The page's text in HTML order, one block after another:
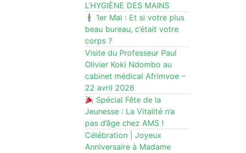
L’HYGIÈNE DES MAINS
1er Mai : Et si votre plus
beau bureau, c’était votre
corps ?
Visite du Professeur Paul
Olivier Koki Ndombo au
cabinet médical Afrimvoe –
22 avril 2026
Spécial Fête de la
Jeunesse : La Vitalité n’a
pas d’âge chez AMS !
Célébration | Joyeux
Anniversaire à Madame